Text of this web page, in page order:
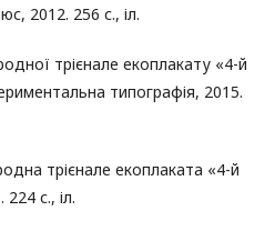
2012. 256 с., іл.
трієнале екоплакату «4-й
типографія, 2015.
трієнале екоплаката «4-й
с., іл.